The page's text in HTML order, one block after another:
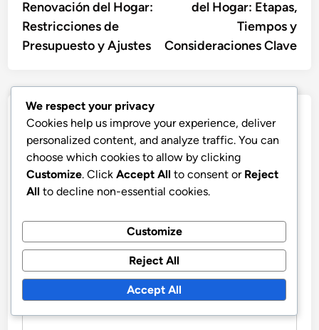
Renovación del Hogar:
Restricciones de
Presupuesto y Ajustes
del Hogar: Etapas,
Tiempos y
Consideraciones Clave
Leave a Reply
Your email address will not be published. Required fields
are marked*
We respect your privacy
Cookies help us improve your experience, deliver
personalized content, and analyze traffic. You can
choose which cookies to allow by clicking
Customize. Click Accept All to consent or Reject
All to decline non-essential cookies.
Customize
Reject All
Accept All